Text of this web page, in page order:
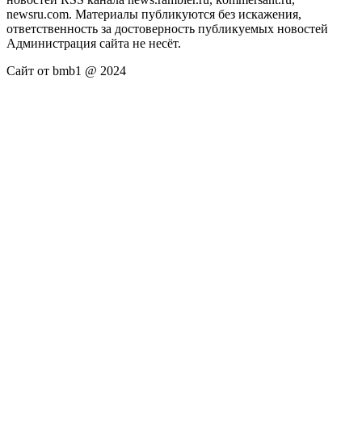
newsru.com. Материалы публикуются без искажения,
ответственность за достоверность публикуемых новостей
Администрация сайта не несёт.
Сайт от bmb1 @ 2024